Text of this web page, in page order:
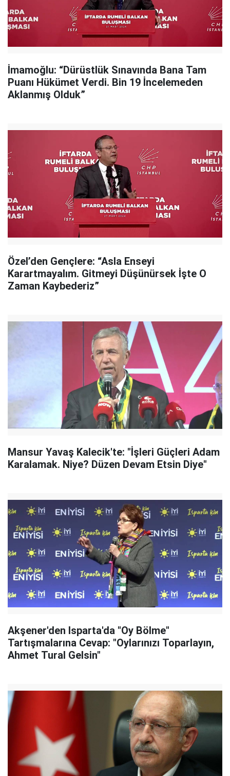
İmamoğlu: “Dürüstlük Sınavında Bana Tam
Puanı Hükümet Verdi. Bin 19 İncelemeden
Aklanmış Olduk”
Özel’den Gençlere: “Asla Enseyi
Karartmayalım. Gitmeyi Düşünürsek İşte O
Zaman Kaybederiz”
Mansur Yavaş Kalecik'te: "İşleri Güçleri Adam
Karalamak. Niye? Düzen Devam Etsin Diye"
Akşener'den Isparta'da "Oy Bölme"
Tartışmalarına Cevap: "Oylarınızı Toparlayın,
Ahmet Tural Gelsin"